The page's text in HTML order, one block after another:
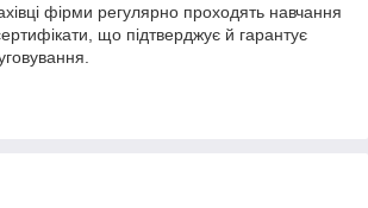
фірми регулярно проходять навчання
що підтверджує й гарантує